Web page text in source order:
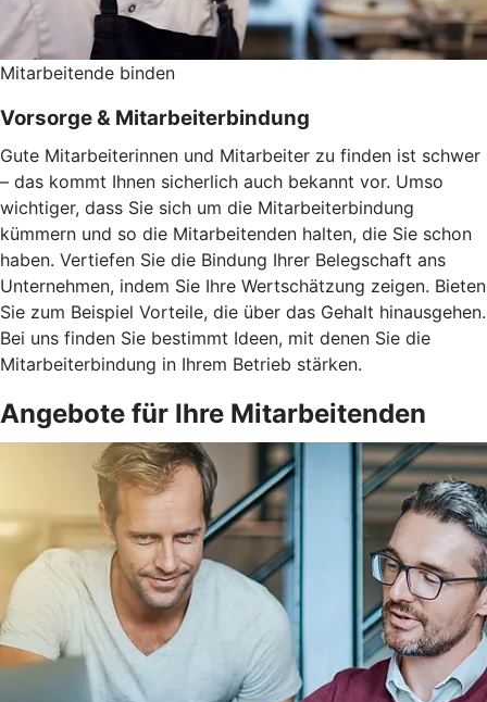
Mitarbeitende binden
Vorsorge & Mitarbeiterbindung
Gute Mitarbeiterinnen und Mitarbeiter zu finden ist schwer
– das kommt Ihnen sicherlich auch bekannt vor. Umso
wichtiger, dass Sie sich um die Mitarbeiterbindung
kümmern und so die Mitarbeitenden halten, die Sie schon
haben. Vertiefen Sie die Bindung Ihrer Belegschaft ans
Unternehmen, indem Sie Ihre Wertschätzung zeigen. Bieten
Sie zum Beispiel Vorteile, die über das Gehalt hinausgehen.
Bei uns finden Sie bestimmt Ideen, mit denen Sie die
Mitarbeiterbindung in Ihrem Betrieb stärken.
Angebote für Ihre Mitarbeitenden